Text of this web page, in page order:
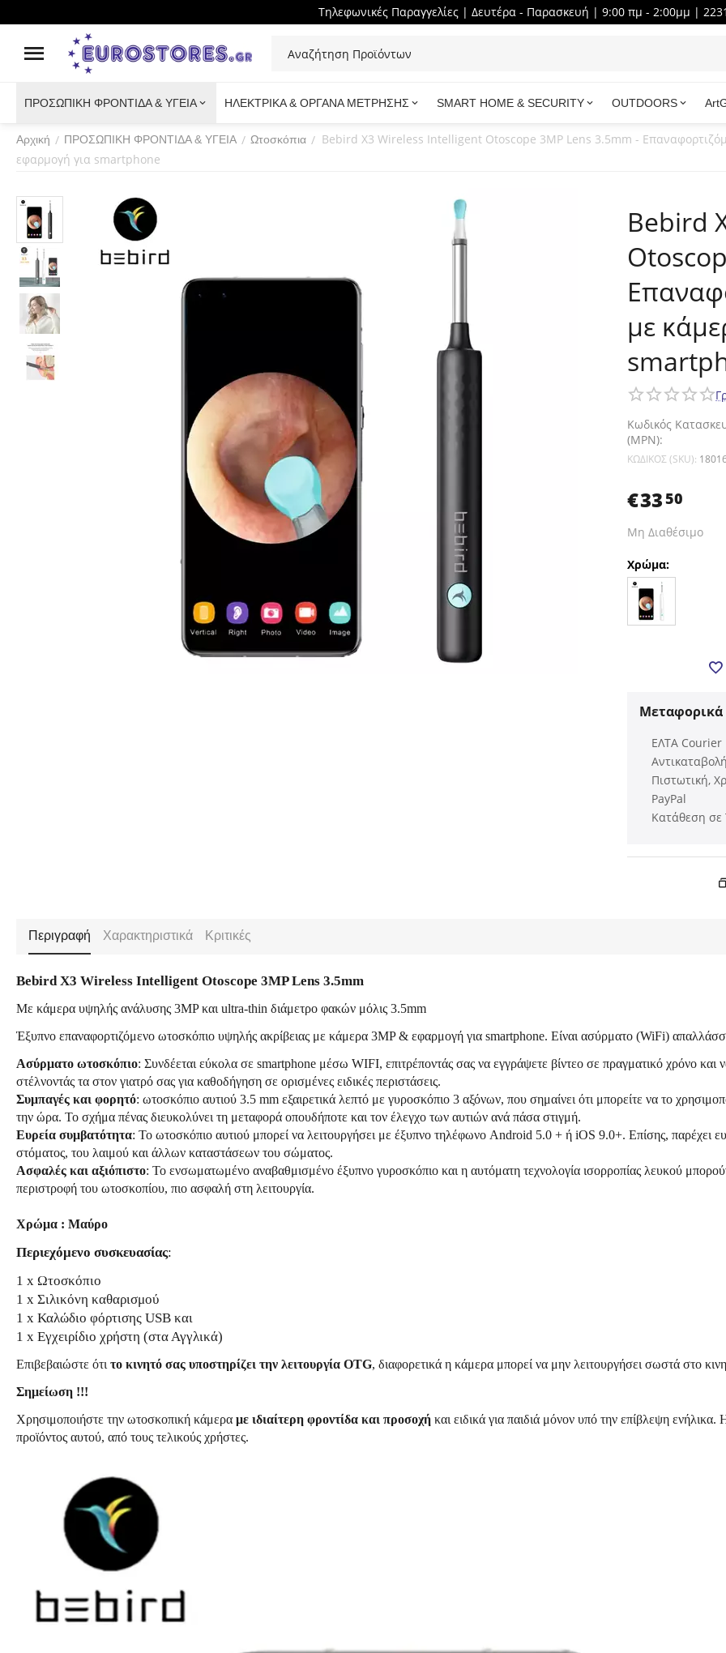
Τηλεφωνικές Παραγγελίες | Δευτέρα - Παρασκευή | 9:00 πμ - 2:00μμ |
ΠΡΟΣΩΠΙΚΗ ΦΡΟΝΤΙΔΑ & ΥΓΕΙΑ ΗΛΕΚΤΡΙΚΑ & ΟΡΓΑΝΑ ΜΕΤΡΗΣΗΣ SMART HOME & SECURITY OUTDOORS
Αρχική / ΠΡΟΣΩΠΙΚΗ ΦΡΟΝΤΙΔΑ & ΥΓΕΙΑ / Ωτοσκόπια / Bebird X3 Wireless Intelligent Otoscope 3MP Lens 3.5mm -
εφαρμογή για smartphone
Bebird
με
Κωδικός
(MPN):
ΚΩΔΙΚΟΣ (SKU):
€3350
Μη Διαθέσιμο
Χρώμα:
Μεταφορικά
ΕΛΤΑ
Πιστωτική,
PayPal
Κατάθεση σε
Περιγραφή Χαρακτηριστικά Κριτικές
Bebird X3 Wireless Intelligent Otoscope 3MP Lens 3.5mm
Με κάμερα υψηλής ανάλυσης 3MP και ultra-thin διάμετρο φακών μόλις 3.5mm
Έξυπνο επαναφορτιζόμενο ωτοσκόπιο υψηλής ακρίβειας με κάμερα 3MP & εφαρμογή για smartphone. Είναι ασύρματο (WiFi)
Ασύρματο ωτοσκόπιο: Συνδέεται εύκολα σε smartphone μέσω WIFI, επιτρέποντάς σας να εγγράψετε βίντεο σε πραγματικό χρόνο και
στέλνοντάς τα στον γιατρό σας για καθοδήγηση σε ορισμένες ειδικές περιστάσεις.
Συμπαγές και φορητό: ωτοσκόπιο αυτιού 3.5 mm εξαιρετικά λεπτό με γυροσκόπιο 3 αξόνων, που σημαίνει ότι μπορείτε να το
την ώρα. Το σχήμα πένας διευκολύνει τη μεταφορά οπουδήποτε και τον έλεγχο των αυτιών ανά πάσα στιγμή.
Ευρεία συμβατότητα: Το ωτοσκόπιο αυτιού μπορεί να λειτουργήσει με έξυπνο τηλέφωνο Android 5.0 + ή iOS 9.0+. Επίσης, παρέχει
στόματος, του λαιμού και άλλων καταστάσεων του σώματος.
Ασφαλές και αξιόπιστο: Το ενσωματωμένο αναβαθμισμένο έξυπνο γυροσκόπιο και η αυτόματη τεχνολογία ισορροπίας λευκού
περιστροφή του ωτοσκοπίου, πιο ασφαλή στη λειτουργία.
Χρώμα : Μαύρο
Περιεχόμενο συσκευασίας:
1 x Ωτοσκόπιο
1 x Σιλικόνη καθαρισμού
1 x Καλώδιο φόρτισης USB και
1 x Εγχειρίδιο χρήστη (στα Αγγλικά)
Επιβεβαιώστε ότι το κινητό σας υποστηρίζει την λειτουργία OTG, διαφορετικά η κάμερα μπορεί να μην λειτουργήσει σωστά στο
Σημείωση !!!
Χρησιμοποιήστε την ωτοσκοπική κάμερα με ιδιαίτερη φροντίδα και προσοχή και ειδικά για παιδιά μόνον υπό την επίβλεψη
προϊόντος αυτού, από τους τελικούς χρήστες.